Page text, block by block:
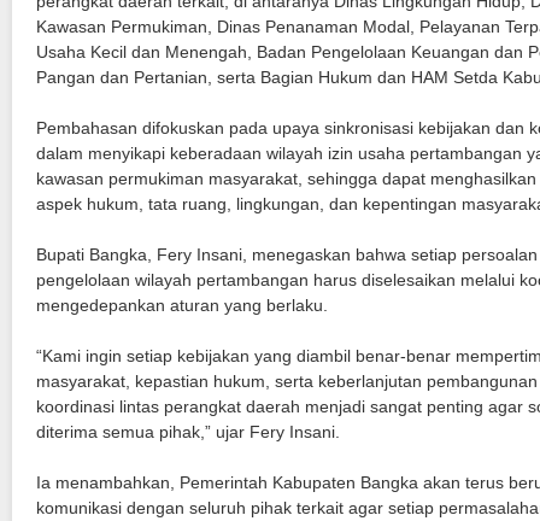
Kawasan Permukiman, Dinas Penanaman Modal, Pelayanan
Usaha Kecil dan Menengah, Badan Pengelolaan Keuangan dan
Pangan dan Pertanian, serta Bagian Hukum dan HAM Setda
Pembahasan difokuskan pada upaya sinkronisasi kebijakan dan
dalam menyikapi keberadaan wilayah izin usaha pertambangan
kawasan permukiman masyarakat, sehingga dapat
aspek hukum, tata ruang, lingkungan, dan kepentingan
Bupati Bangka, Fery Insani, menegaskan bahwa setiap
pengelolaan wilayah pertambangan harus diselesaikan melalui
mengedepankan aturan yang berlaku.
“Kami ingin setiap kebijakan yang diambil benar-benar
masyarakat, kepastian hukum, serta keberlanjutan
koordinasi lintas perangkat daerah menjadi sangat penting agar
diterima semua pihak,” ujar Fery Insani.
Ia menambahkan, Pemerintah Kabupaten Bangka akan terus
komunikasi dengan seluruh pihak terkait agar setiap